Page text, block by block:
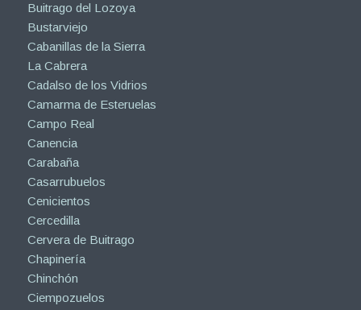
Buitrago del Lozoya
Bustarviejo
Cabanillas de la Sierra
La Cabrera
Cadalso de los Vidrios
Camarma de Esteruelas
Campo Real
Canencia
Carabaña
Casarrubuelos
Cenicientos
Cercedilla
Cervera de Buitrago
Chapinería
Chinchón
Ciempozuelos